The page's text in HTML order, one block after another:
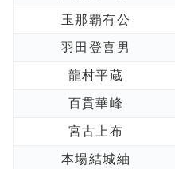
玉那覇有公
羽田登喜男
龍村平蔵
百貫華峰
宮古上布
本場結城紬